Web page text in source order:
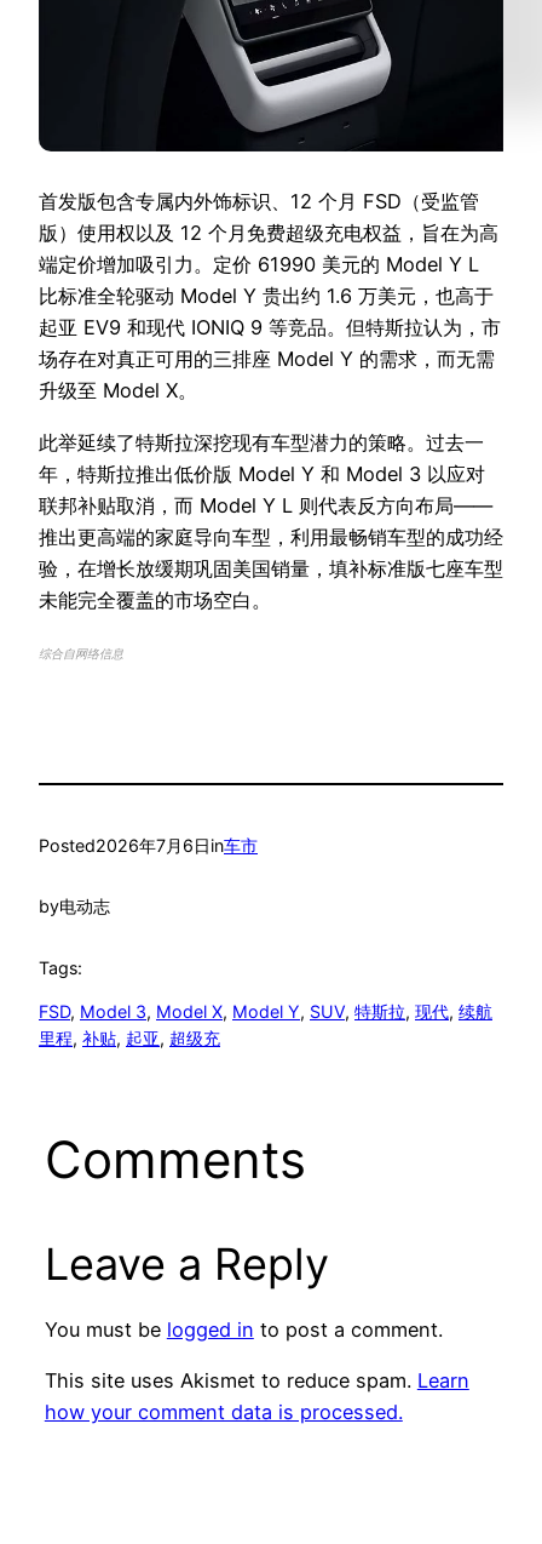
首发版包含专属内外饰标识、12 个月 FSD（受监管
版）使用权以及 12 个月免费超级充电权益，旨在为高
端定价增加吸引力。定价 61990 美元的 Model Y L
比标准全轮驱动 Model Y 贵出约 1.6 万美元，也高于
起亚 EV9 和现代 IONIQ 9 等竞品。但特斯拉认为，市
场存在对真正可用的三排座 Model Y 的需求，而无需
升级至 Model X。
此举延续了特斯拉深挖现有车型潜力的策略。过去一
年，特斯拉推出低价版 Model Y 和 Model 3 以应对
联邦补贴取消，而 Model Y L 则代表反方向布局——
推出更高端的家庭导向车型，利用最畅销车型的成功经
验，在增长放缓期巩固美国销量，填补标准版七座车型
未能完全覆盖的市场空白。
综合自网络信息
Posted2026年7月6日in车市
by电动志
Tags:
FSD, Model 3, Model X, Model Y, SUV, 特斯拉, 现代, 续航
里程, 补贴, 起亚, 超级充
Comments
Leave a Reply
You must be logged in to post a comment.
This site uses Akismet to reduce spam. Learn
how your comment data is processed.